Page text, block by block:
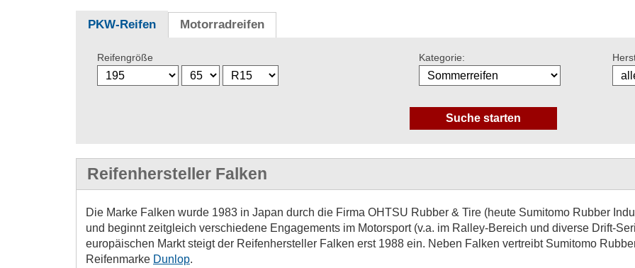
PKW-Reifen Motorradreifen
Reifengröße Kategorie:
Reifenhersteller Falken
Die Marke Falken wurde 1983 in Japan durch die Firma OHTSU Rubber & Tire (heute Sumitomo Rubber
und beginnt zeitgleich verschiedene Engagements im Motorsport (v.a. im Ralley-Bereich und diverse Drift-
europäischen Markt steigt der Reifenhersteller Falken erst 1988 ein. Neben Falken vertreibt Sumitomo
Reifenmarke Dunlop.